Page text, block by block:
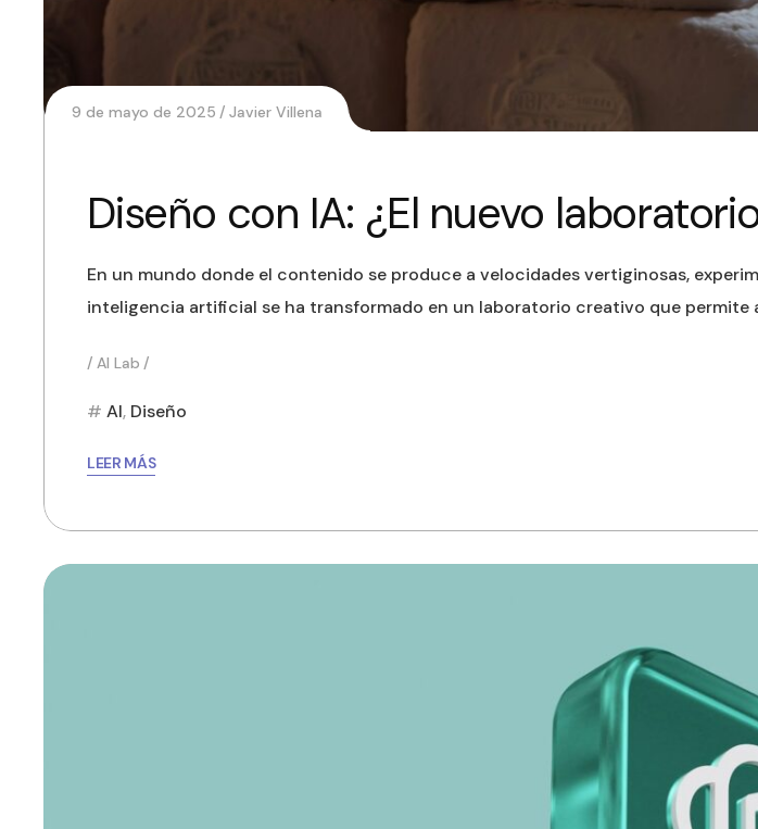
9 de mayo de 2025 Javier Villena
Diseño con IA: ¿El nuevo
En un mundo donde el contenido se produce a velocidades vertiginosas,
inteligencia artificial se ha transformado en un laboratorio creativo que permite
AI Lab
AI, Diseño
LEER MÁS